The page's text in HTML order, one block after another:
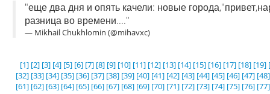
"еще два дня и опять качели: новые
разница во времени...."
— Mikhail Chukhlomin (@mihavxc)
[1] [2] [3] [4] [5] [6] [7] [8] [9] [10] [11] [12] [13] [14] [15] [16] [17] [18] [19]
[32] [33] [34] [35] [36] [37] [38] [39] [40] [41] [42] [43] [44] [45] [46] [47] [48]
[61] [62] [63] [64] [65] [66] [67] [68] [69] [70] [71] [72] [73] [74] [75] [76] [77]